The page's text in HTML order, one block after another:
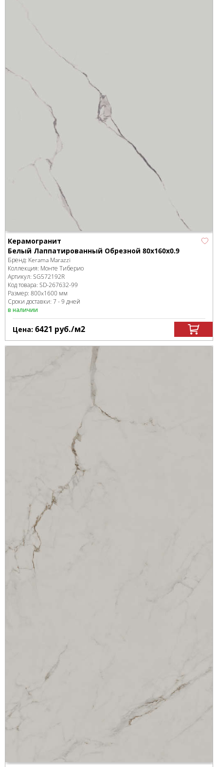
Керамогранит
Белый Лаппатированный Обрезной 80x160x0.9
Бренд: Kerama Marazzi
Коллекция: Монте Тиберио
Артикул: SG572192R
Код товара: SD-267632-99
Размер: 800x1600 мм
Сроки доставки: 7 - 9 дней
в наличии
Цена: 6421 руб./м2